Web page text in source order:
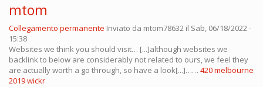
mtom
Collegamento permanente Inviato da mtom78632 il Sab, 06/18/2022 -
15:38
Websites we think you should visit… [...]although websites we
backlink to below are considerably not related to ours, we feel they
are actually worth a go through, so have a look[...]…… 420 melbourne
2019 wickr